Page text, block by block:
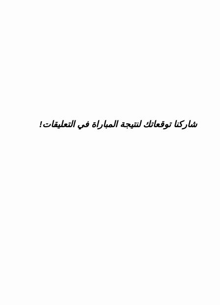
شاركنا توقعاتك لنتيجة المباراة في التعليقات!